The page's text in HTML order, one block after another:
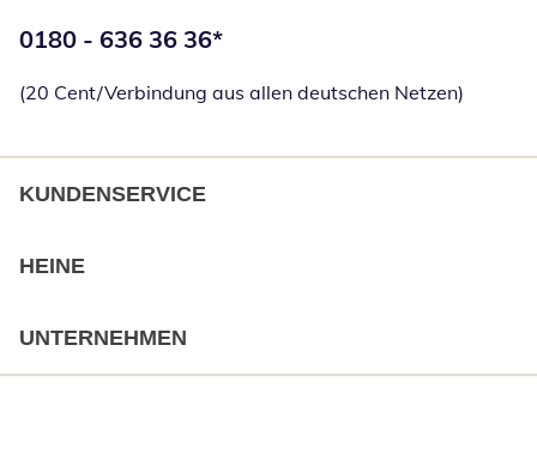
Telefonnummer:
0180 - 636 36 36*
(20 Cent/Verbindung aus allen deutschen Netzen)
KUNDENSERVICE
HEINE
UNTERNEHMEN